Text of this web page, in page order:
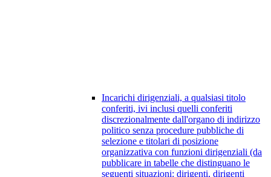
Incarichi dirigenziali, a qualsiasi titolo
conferiti, ivi inclusi quelli conferiti
discrezionalmente dall'organo di indirizzo
politico senza procedure pubbliche di
selezione e titolari di posizione
organizzativa con funzioni dirigenziali (da
pubblicare in tabelle che distinguano le
seguenti situazioni: dirigenti, dirigenti